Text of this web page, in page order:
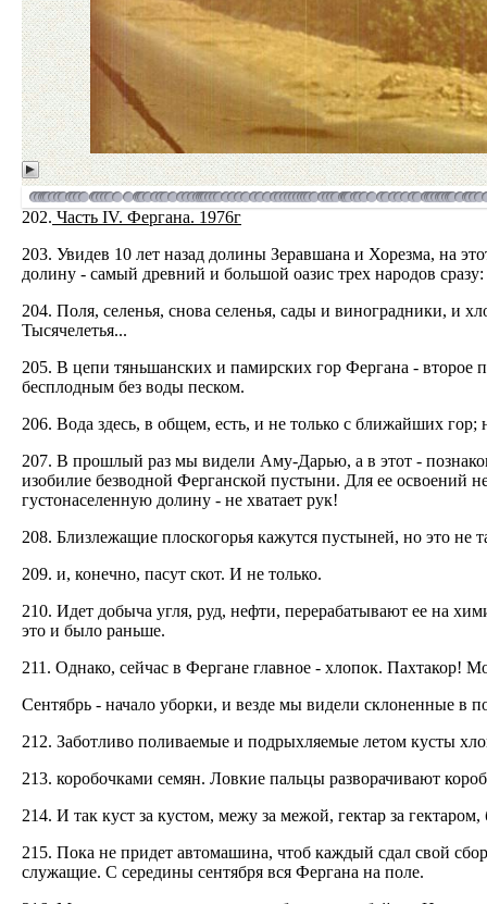
202. Часть IV. Фергана. 1976г
203. Увидев 10 лет назад долины Зеравшана и Хорезма, на
долину - самый древний и большой оазис трех народов
204. Поля, селенья, снова селенья, сады и виноградники, и
Тысячелетья...
205. В цепи тяньшанских и памирских гор Фергана - второе
бесплодным без воды песком.
206. Вода здесь, в общем, есть, и не только с ближайших
207. В прошлый раз мы видели Аму-Дарью, а в этот -
изобилие безводной Ферганской пустыни. Для ее освоений
густонаселенную долину - не хватает рук!
208. Близлежащие плоскогорья кажутся пустыней, но это не
209. и, конечно, пасут скот. И не только.
210. Идет добыча угля, руд, нефти, перерабатывают ее на
это и было раньше.
211. Однако, сейчас в Фергане главное - хлопок. Пахтакор!
Сентябрь - начало уборки, и везде мы видели склоненные в
212. Заботливо поливаемые и подрыхляемые летом кусты
213. коробочками семян. Ловкие пальцы разворачивают
214. И так куст за кустом, межу за межой, гектар за
215. Пока не придет автомашина, чтоб каждый сдал свой
служащие. С середины сентября вся Фергана на поле.